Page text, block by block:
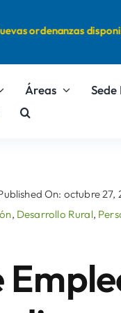
ordenanzas
Áreas
Sede
On: octubre 27,
, Desarrollo Rural,